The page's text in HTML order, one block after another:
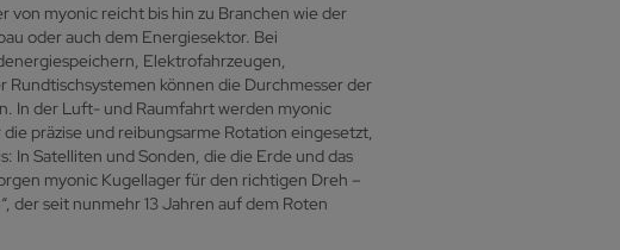
von myonic reicht bis hin zu Branchen wie der
oder auch dem Energiesektor. Bei
Elektrofahrzeugen,
können die Durchmesser der
In der Luft- und Raumfahrt werden myonic
präzise und reibungsarme Rotation eingesetzt,
In Satelliten und Sonden, die die Erde und das
myonic Kugellager für den richtigen Dreh –
der seit nunmehr 13 Jahren auf dem Roten